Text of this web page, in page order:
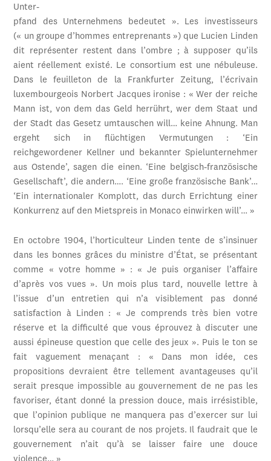
Unter-
pfand des Unternehmens bedeutet ». Les investisseurs
(« un groupe d’hommes entreprenants ») que Lucien Linden
dit représenter restent dans l’ombre ; à supposer qu’ils
aient réellement existé. Le consortium est une nébuleuse.
Dans le feuilleton de la Frankfurter Zeitung, l’écrivain
luxembourgeois Norbert Jacques ironise : « Wer der reiche
Mann ist, von dem das Geld herrührt, wer dem Staat und
der Stadt das Gesetz umtauschen will… keine Ahnung. Man
ergeht sich in flüchtigen Vermutungen : ‘Ein
reichgewordener Kellner und bekannter Spielunternehmer
aus Ostende’, sagen die einen. ‘Eine belgisch-französische
Gesellschaft’, die andern…. ‘Eine große französische Bank’…
‘Ein internationaler Komplott, das durch Errichtung einer
Konkurrenz auf den Mietspreis in Monaco einwirken will’… »
En octobre 1904, l’horticulteur Linden tente de s’insinuer
dans les bonnes grâces du ministre d’État, se présentant
comme « votre homme » : « Je puis organiser l’affaire
d’après vos vues ». Un mois plus tard, nouvelle lettre à
l’issue d’un entretien qui n’a visiblement pas donné
satisfaction à Linden : « Je comprends très bien votre
réserve et la difficulté que vous éprouvez à discuter une
aussi épineuse question que celle des jeux ». Puis le ton se
fait vaguement menaçant : « Dans mon idée, ces
propositions devraient être tellement avantageuses qu’il
serait presque impossible au gouvernement de ne pas les
favoriser, étant donné la pression douce, mais irrésistible,
que l’opinion publique ne manquera pas d’exercer sur lui
lorsqu’elle sera au courant de nos projets. Il faudrait que le
gouvernement n’ait qu’à se laisser faire une douce